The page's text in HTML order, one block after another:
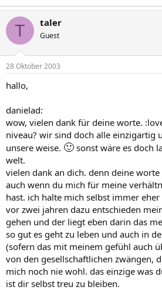
T taler
Guest
28 Oktober 2003
hallo,
danielad:
wow, vielen dank für deine worte.
niveau? wir sind doch alle einzigartig
unsere weise. 🙂 sonst wäre es doch
welt.
vielen dank an dich. denn deine
auch wenn du mich für meine
hast. ich halte mich selbst immer
vor zwei jahren dazu entschieden
gehen und der liegt eben darin das
so gut es geht zu leben und auch in
(sofern das mit meinem gefühl auch
von den gesellschaftlichen zwängen,
mich noch nie wohl. das einzige was
ist dir selbst treu zu bleiben.